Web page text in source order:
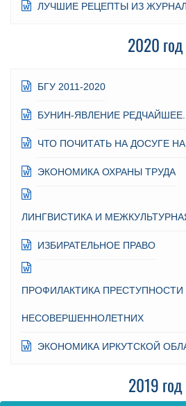
ЛУЧШИЕ РЕЦЕПТЫ ИЗ
2020 год
БГУ 2011-2020
БУНИН-ЯВЛЕНИЕ
ЧТО ПОЧИТАТЬ НА ДОСУГЕ
ЭКОНОМИКА ОХРАНЫ ТРУДА
ЛИНГВИСТИКА И
ИЗБИРАТЕЛЬНОЕ ПРАВО
ПРОФИЛАКТИКА ПРЕСТУПНОСТИ
НЕСОВЕРШЕННОЛЕТНИХ
ЭКОНОМИКА ИРКУТСКОЙ
2019 год